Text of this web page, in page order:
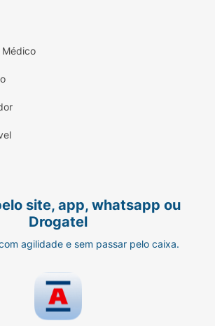
Médico
site, app, whatsapp ou
Drogatel
agilidade e sem passar pelo caixa.